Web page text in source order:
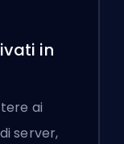
in
ai
server,